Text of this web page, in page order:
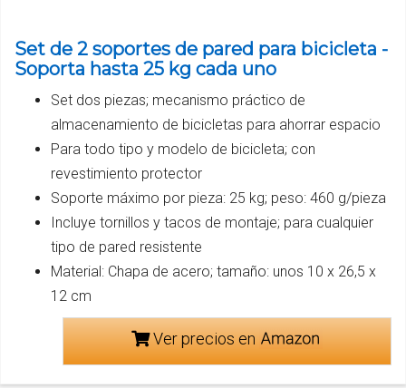
Set de 2 soportes de pared para bicicleta -
Soporta hasta 25 kg cada uno
Set dos piezas; mecanismo práctico de
almacenamiento de bicicletas para ahorrar espacio
Para todo tipo y modelo de bicicleta; con
revestimiento protector
Soporte máximo por pieza: 25 kg; peso: 460 g/pieza
Incluye tornillos y tacos de montaje; para cualquier
tipo de pared resistente
Material: Chapa de acero; tamaño: unos 10 x 26,5 x
12 cm
Ver precios en